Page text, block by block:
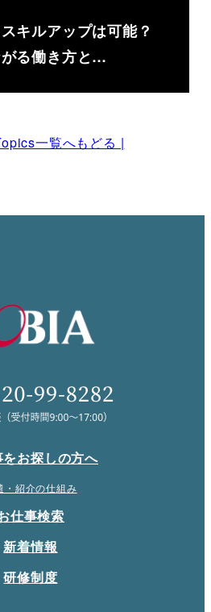
キルアップは可能？
る働き方と…
一覧へもどる |
をお探しの方へ
・紹介の仕組み
仕事検索
新着情報
研修制度